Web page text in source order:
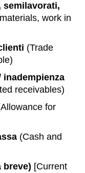
semilavorati,
work in
(Trade
receivables)
for
(Cash and
breve) [Current